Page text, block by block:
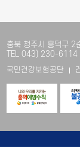
충북 청주시 흥덕구
TEL 043) 230-
국민건강보험공단